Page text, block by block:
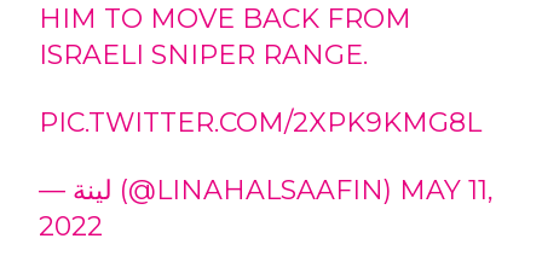
HIM TO MOVE BACK FROM
ISRAELI SNIPER RANGE.
PIC.TWITTER.COM/2XPK9KMG8L
— لينة (@LINAHALSAAFIN) MAY 11,
2022